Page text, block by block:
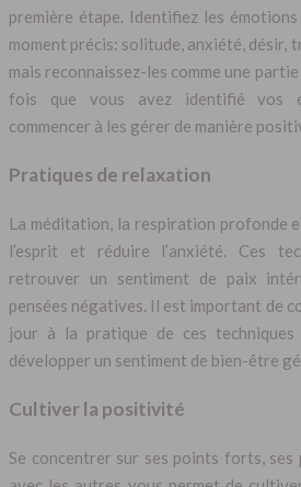
première étape. Identifiez les
moment précis: solitude, anxiété, désir,
mais reconnaissez-les comme une
fois que vous avez identifié vos
commencer à les gérer de manière
Pratiques de relaxation
La méditation, la respiration profonde
l’esprit et réduire l’anxiété. Ces
retrouver un sentiment de paix
pensées négatives. Il est important de
jour à la pratique de ces
développer un sentiment de bien-être
Cultiver la positivité
Se concentrer sur ses points forts, ses